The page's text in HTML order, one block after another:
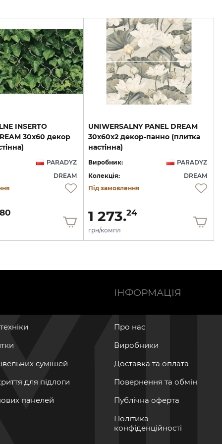
INSERTO
30x60 декор
PARADYZ
DREAM
80
UNIWERSALNY PANEL DREAM
30x60х2 декор-панно (плитка
настінна)
Виробник:
PARADYZ
Колекція:
DREAM
Під замовлення
1 273.24
грн/компл
сумішей
для підлоги
панелей
ІНФОРМАЦІЯ
Про нас
Виробники
Доставка та оплата
Повернення та обмін
Публічна оферта
Політика
конфіденційності